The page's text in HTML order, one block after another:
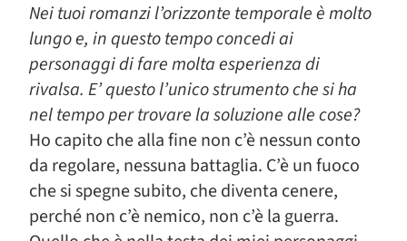
Nei tuoi romanzi l’orizzonte temporale è molto
lungo e, in questo tempo concedi ai
personaggi di fare molta esperienza di
rivalsa. E’ questo l’unico strumento che si ha
nel tempo per trovare la soluzione alle cose?
Ho capito che alla fine non c’è nessun conto
da regolare, nessuna battaglia. C’è un fuoco
che si spegne subito, che diventa cenere,
perché non c’è nemico, non c’è la guerra.